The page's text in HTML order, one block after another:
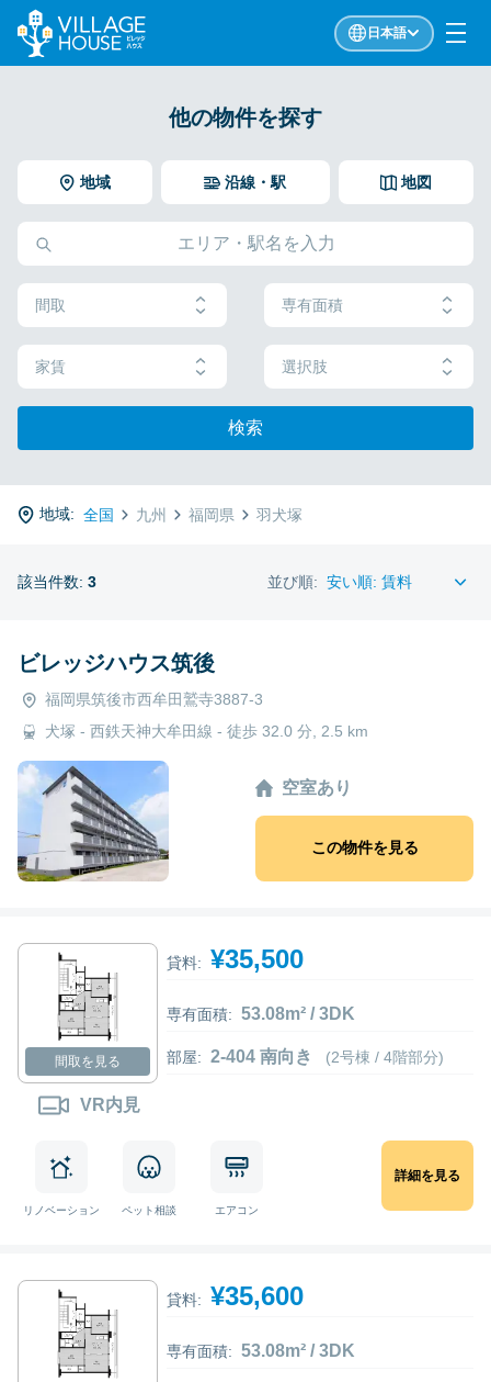
日本語
他の物件を探す
地域 地図
沿線・駅
間取 専有面積
家賃 選択肢
検索
地域: 全国 九州 福岡県 羽犬塚
該当件数: 3 並び順:
ビレッジハウス筑後
福岡県筑後市西牟田鷲寺3887-3
犬塚 - 西鉄天神大牟田線 - 徒歩 32.0 分, 2.5 km
空室あり
この物件を見る
間取を見る
VR内見
貸料: ¥35,500
専有面積: 53.08m² / 3DK
部屋: 2-404 南向き (2号棟 / 4階部分)
リノベーション ペット相談 エアコン
詳細を見る
貸料: ¥35,600
専有面積: 53.08m² / 3DK